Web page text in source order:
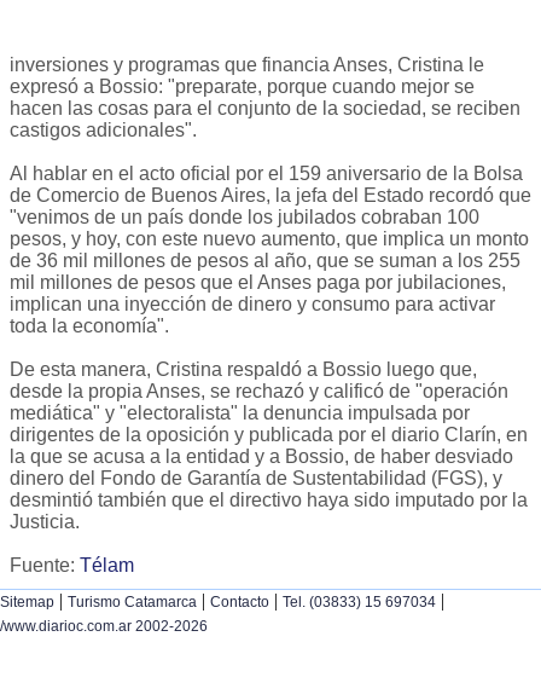
inversiones y programas que financia Anses, Cristina le
expresó a Bossio: "preparate, porque cuando mejor se
hacen las cosas para el conjunto de la sociedad, se reciben
castigos adicionales".
Al hablar en el acto oficial por el 159 aniversario de la Bolsa
de Comercio de Buenos Aires, la jefa del Estado recordó que
"venimos de un país donde los jubilados cobraban 100
pesos, y hoy, con este nuevo aumento, que implica un monto
de 36 mil millones de pesos al año, que se suman a los 255
mil millones de pesos que el Anses paga por jubilaciones,
implican una inyección de dinero y consumo para activar
toda la economía".
De esta manera, Cristina respaldó a Bossio luego que,
desde la propia Anses, se rechazó y calificó de "operación
mediática" y "electoralista" la denuncia impulsada por
dirigentes de la oposición y publicada por el diario Clarín, en
la que se acusa a la entidad y a Bossio, de haber desviado
dinero del Fondo de Garantía de Sustentabilidad (FGS), y
desmintió también que el directivo haya sido imputado por la
Justicia.
Fuente: Télam
Sitemap | Turismo Catamarca | Contacto | Tel. (03833) 15 697034 |
/www.diarioc.com.ar 2002-2026